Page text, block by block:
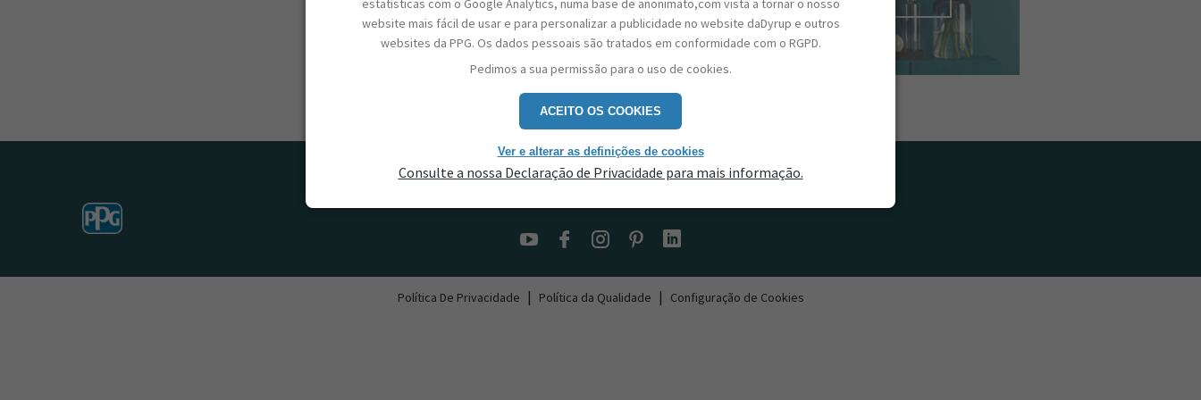
Política De Privacidade | Política da Qualidade | Configuração de Cookies
estatísticas com o Google Analytics, numa base de anonimato,com vista a tornar o nosso
website mais fácil de usar e para personalizar a publicidade no website daDyrup e outros
websites da PPG. Os dados pessoais são tratados em conformidade com o RGPD.
Pedimos a sua permissão para o uso de cookies.
ACEITO OS COOKIES
Ver e alterar as definições de cookies
Consulte a nossa Declaração de Privacidade para mais informação.